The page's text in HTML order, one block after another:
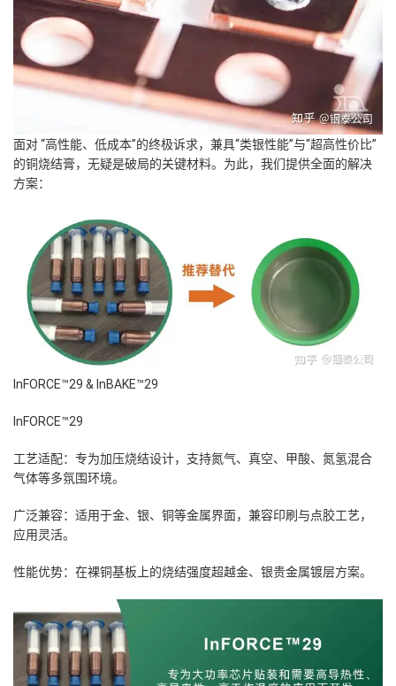
面对 “高性能、低成本”的终极诉求，兼具“类银性能”与“超高性价比”
的铜烧结膏，无疑是破局的关键材料。为此，我们提供全面的解决
方案：
InFORCE™29 & InBAKE™29
InFORCE™29
工艺适配：专为加压烧结设计，支持氮气、真空、甲酸、氮氢混合
气体等多氛围环境。
广泛兼容：适用于金、银、铜等金属界面，兼容印刷与点胶工艺，
应用灵活。
性能优势：在裸铜基板上的烧结强度超越金、银贵金属镀层方案。